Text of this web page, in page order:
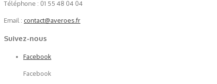
Téléphone : 01 55 48 04 04
Email : contact@averoes.fr
Suivez-nous
Facebook
Facebook